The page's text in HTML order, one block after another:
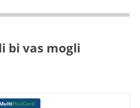
bi vas mogli
MultiPlusCard